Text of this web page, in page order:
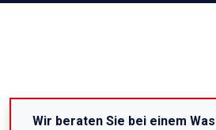
Wir beraten Sie bei einem